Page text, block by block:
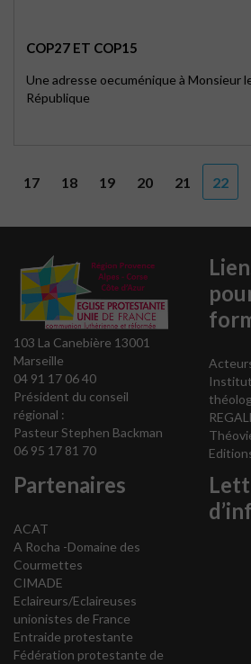
COP27 ET COP15
Une adresse oecuménique à Monsieur
République
17 18 19 20 21 22
103 La Canebière 13001
Marseille
04 91 17 06 40
Président du conseil
régional :
Pasteur Stephen Backman
06 95 17 81 70
Partenaires
ACAT
A Rocha -Domaine des
Courmettes
CIMADE
Eclaireurs/Eclaireuses
unionistes de France
Entraide protestante
Fédération protestante de